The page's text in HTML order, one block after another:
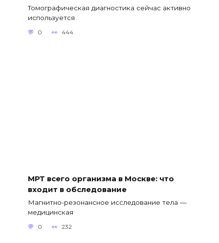
Томографическая диагностика сейчас активно
используется
0 444
МРТ всего организма в Москве: что
входит в обследование
Магнитно-резонансное исследование тела —
медицинская
0 232